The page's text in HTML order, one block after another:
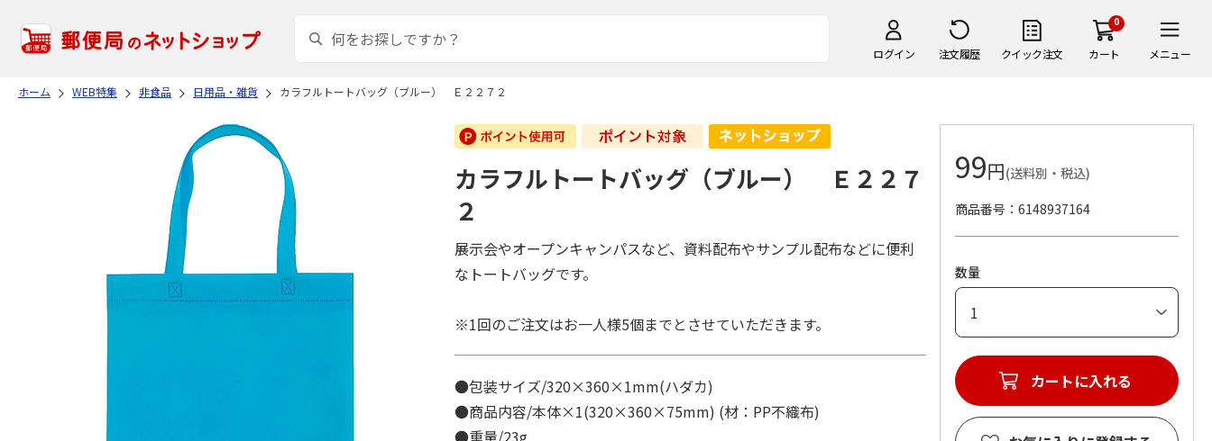
ログイン 注文履歴 クイック注文
0
カート メニュー
ホーム WEB特集 非食品 日用品・雑貨 カラフルトートバッグ（ブルー） Ｅ２２７２
カラフルトートバッグ（ブルー） Ｅ２２７
２
展示会やオープンキャンパスなど、資料配布やサンプル配布などに便利
なトートバッグです。
※1回のご注文はお一人様5個までとさせていただきます。
●包装サイズ/320×360×1mm(ハダカ)
●商品内容/本体×1(320×360×75mm) (材：PP不織布)
●重量/23g
99円(送料別・税込)
商品番号
6148937164
数量
カートに入れる